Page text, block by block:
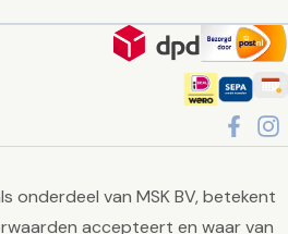
onderdeel van MSK BV, betekent
accepteert en waar van